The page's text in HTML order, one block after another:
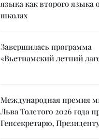
языка как второго языка
школах
Завершилась программа
«Вьетнамский летний
Международная премия
Льва Толстого 2026 года
Генсекретарю,